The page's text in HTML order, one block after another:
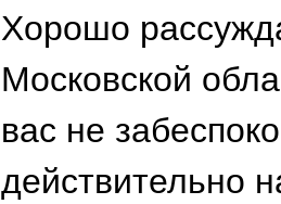
Хорошо
Московской
вас не
действительно